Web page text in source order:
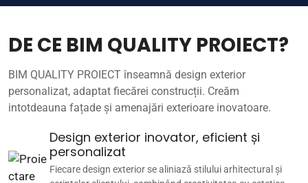
DE CE BIM QUALITY PROIECT?
BIM QUALITY PROIECT înseamnă design exterior
personalizat, adaptat fiecărei construcții. Creăm
intotdeauna fațade și amenajări exterioare inovatoare.
Design exterior inovator, eficient și
personalizat
Fiecare design exterior se aliniază stilului arhitectural și